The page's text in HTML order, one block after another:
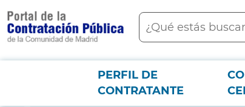
contenido
principal
Buscar
Menú PCON
PERFIL DE
CONTRATANTE
Consulta Preliminar al Mercardo digitalización archivo